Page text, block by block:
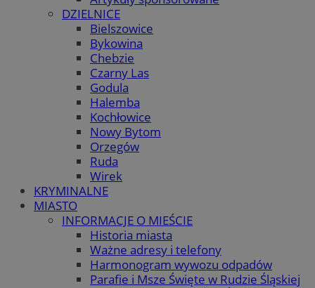
DZIELNICE
Bielszowice
Bykowina
Chebzie
Czarny Las
Godula
Halemba
Kochłowice
Nowy Bytom
Orzegów
Ruda
Wirek
KRYMINALNE
MIASTO
INFORMACJE O MIEŚCIE
Historia miasta
Ważne adresy i telefony
Harmonogram wywozu odpadów
Parafie i Msze Święte w Rudzie Śląskiej